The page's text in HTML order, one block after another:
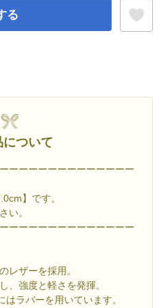
る
について
ーーーーーーーーーーーーー
】です。
い。
ーーーーーーーーーーーーー
レザーを採用。
、強度と軽さを発揮。
ラバーを用いています。